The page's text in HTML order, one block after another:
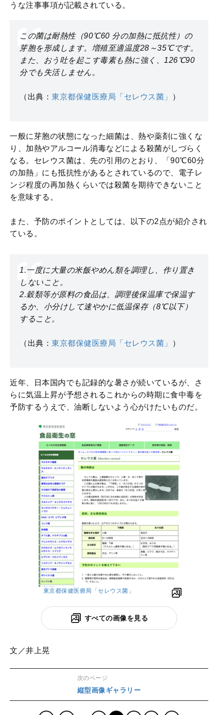
うな注事事項が記載されている。
この菌は耐熱性（90℃60 分の加熱に抵抗性）の
芽胞を形成します。増殖至適温度28～35℃です。
また、おう吐を起こす毒素も熱に強く、126℃90
分でも失活しません。
（出典： 東京都保健医療局「セレウス菌」 ）
一般に芽胞の状態になった細菌は、熱や薬剤に強くな
り、加熱やアルコール消毒などによる殺菌がしづらく
なる。セレウス菌は、先の引用のとおり、「90℃60分
の加熱」にも抵抗性があるとされているので、電子レ
ンジ程度の再加熱くらいでは殺菌を期待できないこと
を意味する。
また、予防のポイントとしては、以下の2点が紹介され
ている。
1.一度に大量の米飯やめん類を調理し、作り置き
しないこと。
2.穀類等が原料の食品は、調理後保温庫で保温す
るか、小分けして速やかに低温保存（8℃以下）
すること。
（出典： 東京都保健医療局「セレウス菌」 ）
近年、日本国内でも記録的な暑さが続いているが、さ
らに気温上昇が予想されるこれからの時期に食中毒を
予防するうえで、油断しないよう心がけたいものだ。
東京都保健医療局「セレウス菌」
すべての画像を見る
文／井上晃
次のページ
縦型画像ギャラリー